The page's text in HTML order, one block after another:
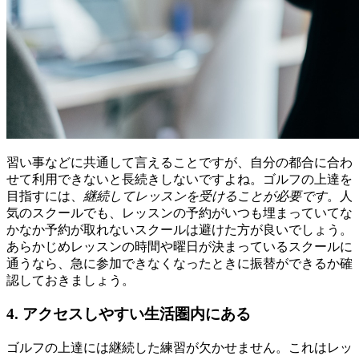
習い事などに共通して言えることですが、自分の都合に合わ
せて利用できないと長続きしないですよね。ゴルフの上達を
目指すには、 継続してレッスンを受けることが必要です。人
気のスクールでも、レッスンの予約がいつも埋まっていてな
かなか予約が取れないスクールは避けた方が良いでしょう。
あらかじめレッスンの時間や曜日が決まっているスクールに
通うなら、急に参加できなくなったときに振替ができるか確
認しておきましょう。
4. アクセスしやすい生活圏内にある
ゴルフの上達には継続した練習が欠かせません。これはレッ